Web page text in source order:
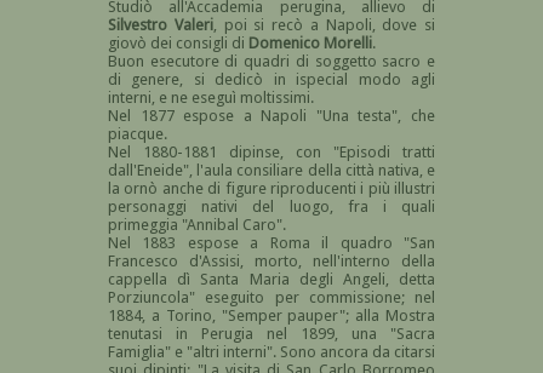
Studiò all'Accademia perugina, allievo di
Silvestro Valeri, poi si recò a Napoli, dove si
giovò dei consigli di Domenico Morelli.
Buon esecutore di quadri di soggetto sacro e
di genere, si dedicò in ispecial modo agli
interni, e ne eseguì moltissimi.
Nel 1877 espose a Napoli "Una testa", che
piacque.
Nel 1880-1881 dipinse, con "Episodi tratti
dall'Eneide", l'aula consiliare della città nativa, e
la ornò anche di figure riproducenti i più illustri
personaggi nativi del luogo, fra i quali
primeggia "Annibal Caro".
Nel 1883 espose a Roma il quadro "San
Francesco d'Assisi, morto, nell'interno della
cappella dì Santa Maria degli Angeli, detta
Porziuncola" eseguito per commissione; nel
1884, a Torino, "Semper pauper"; alla Mostra
tenutasi in Perugia nel 1899, una "Sacra
Famiglia" e "altri interni". Sono ancora da citarsi